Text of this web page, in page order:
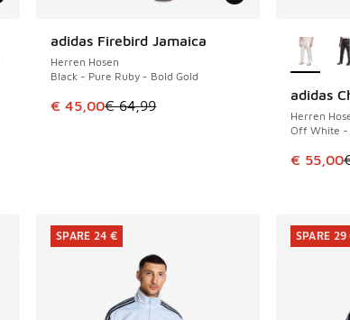
Preis ist von € 74,99 auf € 45,00 gefallen
adidas Firebird Jamaica
Herren Hosen
Black - Pure Ruby - Bold Gold
Dieser Artikel ist im Sale. Der Preis ist von €
€ 45,00€ 64,99
SPARE 19 €
adidas
Herren
Off White -
Dieser
€ 55,00
SPARE 24
SPARE 24 € SPARE 29